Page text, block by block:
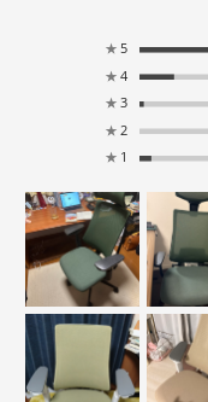
★ 5
★ 4
★ 3
★ 2
★ 1